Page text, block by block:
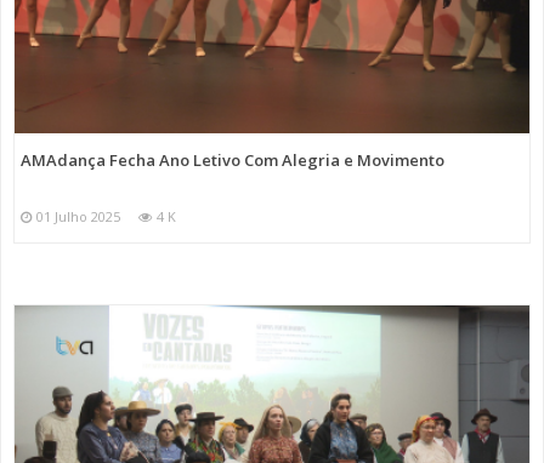
AMAdança Fecha Ano Letivo Com Alegria e Movimento
01 Julho 2025 4 K